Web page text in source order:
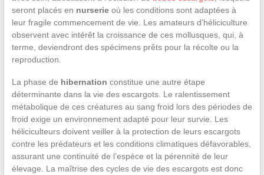
seront placés en nurserieoù les conditions sont adaptées à
leur fragile commencement de vie. Les amateurs d’héliciculture
observent avec intérêt la croissance de ces mollusques, qui, à
terme, deviendront des spécimens prêts pour la récolte ou la
reproduction.
La phase de hibernation constitue une autre étape
déterminante dans la vie des escargots. Le ralentissement
métabolique de ces créatures au sang froid lors des périodes de
froid exige un environnement adapté pour leur survie. Les
héliciculteurs doivent veiller à la protection de leurs escargots
contre les prédateurs et les conditions climatiques défavorables,
assurant une continuité de l’espèce et la pérennité de leur
élevage. La maîtrise des cycles de vie des escargots est donc